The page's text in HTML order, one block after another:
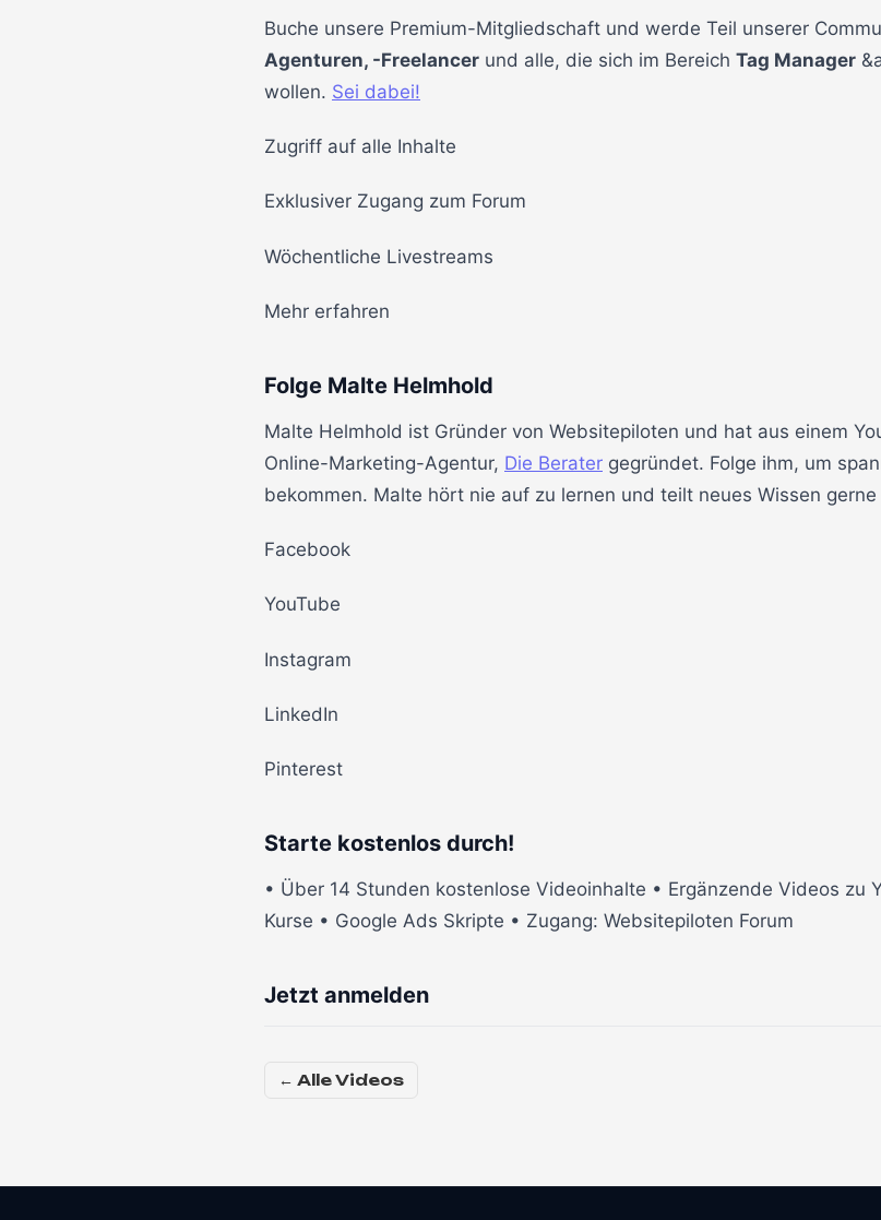
Buche unsere Premium-Mitgliedschaft und werde Teil unserer
Agenturen, -Freelancer und alle, die sich im Bereich Tag Manager
wollen. Sei dabei!
Zugriff auf alle Inhalte
Exklusiver Zugang zum Forum
Wöchentliche Livestreams
Mehr erfahren
Folge Malte Helmhold
Malte Helmhold ist Gründer von Websitepiloten und hat aus einem
Online-Marketing-Agentur, Die Berater gegründet. Folge ihm, um
bekommen. Malte hört nie auf zu lernen und teilt neues Wissen
Facebook
YouTube
Instagram
LinkedIn
Pinterest
Starte kostenlos durch!
• Über 14 Stunden kostenlose Videoinhalte • Ergänzende Videos zu
Kurse • Google Ads Skripte • Zugang: Websitepiloten Forum
Jetzt anmelden
← Alle Videos